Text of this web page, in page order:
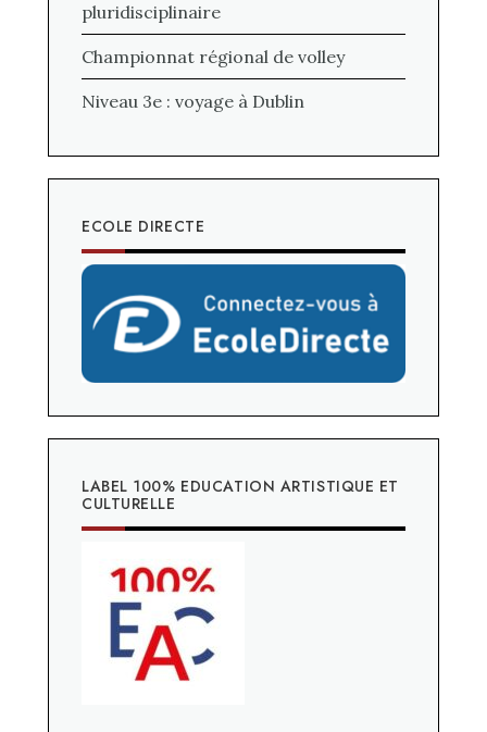
pluridisciplinaire
Championnat régional de volley
Niveau 3e : voyage à Dublin
ECOLE DIRECTE
LABEL 100% EDUCATION ARTISTIQUE ET
CULTURELLE